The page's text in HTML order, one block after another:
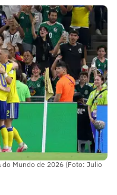
do Mundo de 2026 (Foto: Julio